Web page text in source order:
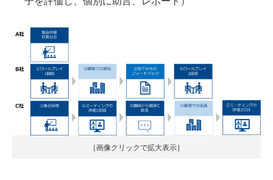
［画像クリックで拡大表示］